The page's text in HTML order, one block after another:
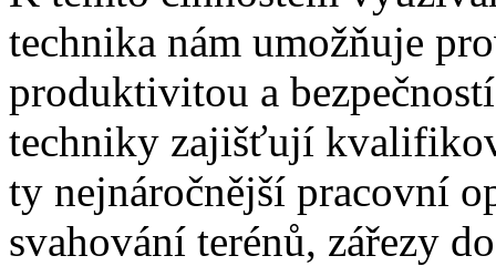
technika nám umožňuje
produktivitou a
techniky zajišťují
ty nejnáročnější pracovní
svahování terénů, zářezy